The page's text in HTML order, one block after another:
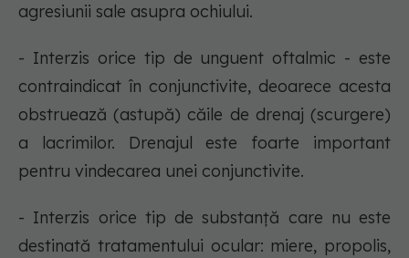
agresiunii sale asupra ochiului.
- Interzis orice tip de unguent oftalmic - este
contraindicat în conjunctivite, deoarece acesta
obstruează (astupă) căile de drenaj (scurgere)
a lacrimilor. Drenajul este foarte important
pentru vindecarea unei conjunctivite.
- Interzis orice tip de substanţă care nu este
destinată tratamentului ocular: miere, propolis,